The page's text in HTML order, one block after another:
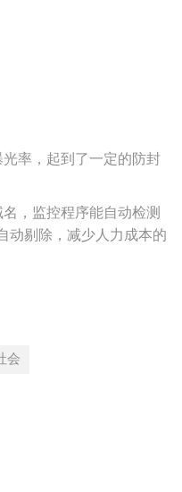
率，起到了一定的防封
，监控程序能自动检测
动剔除，减少人力成本的
会